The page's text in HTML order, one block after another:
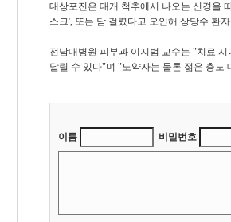
대상포진은 대개 척추에서 나오는 신경을
스크', 또는 담 걸렸다고 오인해 상당수 환
전남대병원 피부과 이지범 교수는 "치료
달릴 수 있다"며 "노약자는 물론 젊은 층
이름 비밀번호